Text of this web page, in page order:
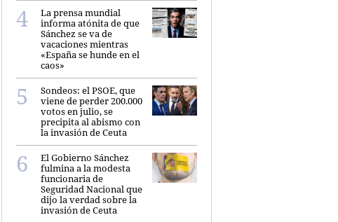
La prensa mundial
informa atónita de que
Sánchez se va de
vacaciones mientras
«España se hunde en el
caos»
Sondeos: el PSOE, que
viene de perder 200.000
votos en julio, se
precipita al abismo con
la invasión de Ceuta
El Gobierno Sánchez
fulmina a la modesta
funcionaria de
Seguridad Nacional que
dijo la verdad sobre la
invasión de Ceuta